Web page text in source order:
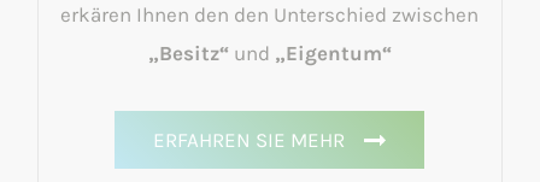
erkären Ihnen den den Unterschied zwischen
„Besitz“ und „Eigentum“
ERFAHREN SIE MEHR